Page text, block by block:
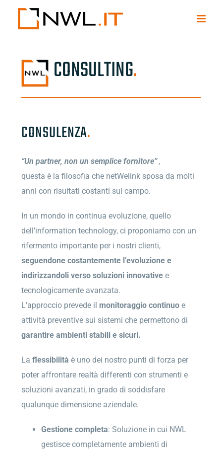
CONSULTING.
CONSULENZA.
“Un partner, non un semplice fornitore”,
questa è la filosofia che netWelink sposa da molti
anni con risultati costanti sul campo.
In un mondo in continua evoluzione, quello
dell’information technology, ci proponiamo con un
rifermento importante per i nostri clienti,
seguendone costantemente l’evoluzione e
indirizzandoli verso soluzioni innovativee
tecnologicamente avanzata.
L’approccio prevede il monitoraggio continuoe
attività preventive sui sistemi che permettono di
garantire ambienti stabili e sicuri.
La flessibilità è uno dei nostro punti di forza per
poter affrontare realtà differenti con strumenti e
soluzioni avanzati, in grado di soddisfare
qualunque dimensione aziendale.
Gestione completa: Soluzione in cui NWL
gestisce completamente ambienti di